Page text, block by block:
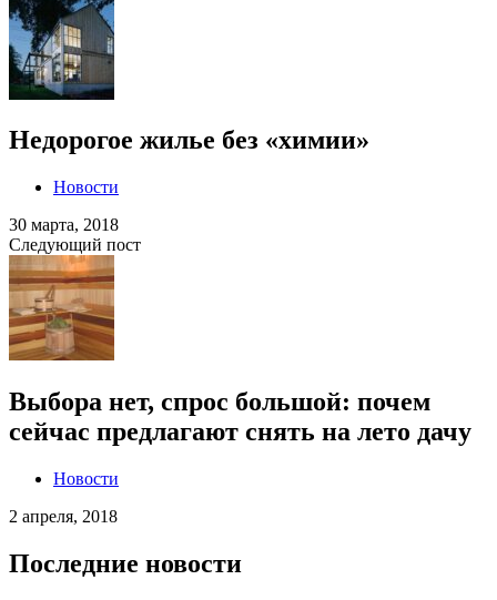
Недорогое жилье без «химии»
Новости
30 марта, 2018
Следующий пост
Выбора нет, спрос большой: почем
сейчас предлагают снять на лето дачу
Новости
2 апреля, 2018
Последние новости